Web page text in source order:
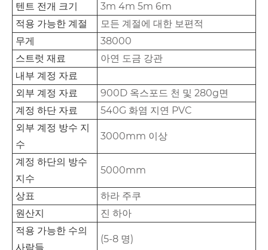
텐트 전개 크기
3m 4m 5m 6m
적용 가능한 계절
모든 계절에 대한 보편적
무게
38000
스트럿 재료
아연 도금 강관
내부 계정 자료
외부 계정 자료
900D 옥스포드 천 및 280g면
계정 하단 자료
540G 화염 지연 PVC
외부 계정 방수 지
수
3000mm 이상
계정 하단의 방수
지수
5000mm
상표
하라 주쿠
원산지
진 하아
적용 가능한 수의
사람들
(5-8 명)